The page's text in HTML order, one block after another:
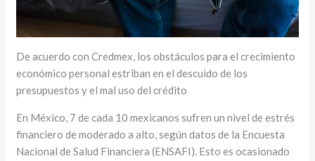
De acuerdo con Credmex, los obstáculos para el crecimiento
económico personal estriban en el descuido de los
presupuestos y el mal uso del crédito
En México, 7 de cada 10 mexicanos sufren un nivel de estrés
financiero de moderado a alto, según datos de la Encuesta
Nacional de Salud Financiera (ENSAFI). Esto es ocasionado